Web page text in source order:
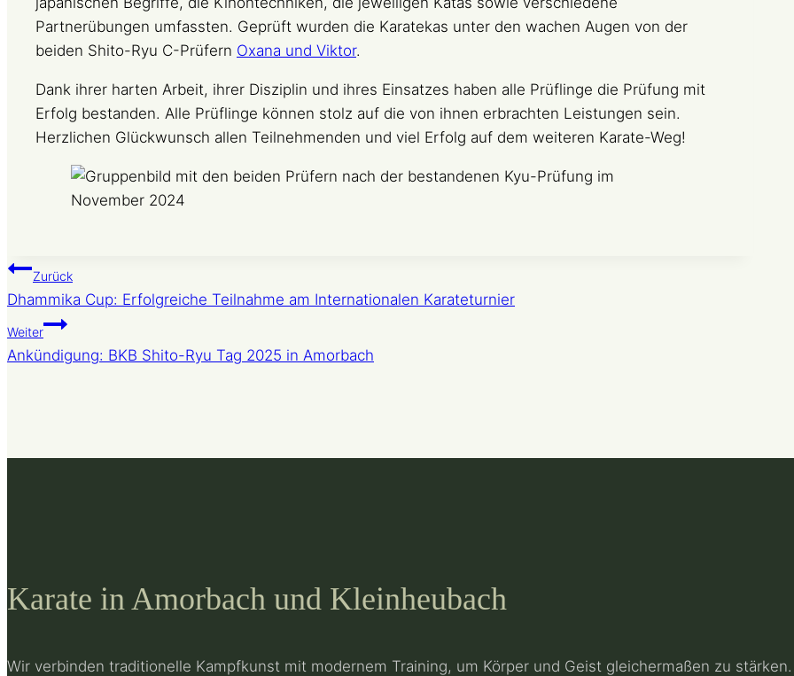
Partnerübungen umfassten. Geprüft wurden die Karatekas unter den wachen Augen von der
beiden Shito-Ryu C-Prüfern Oxana und Viktor.
Dank ihrer harten Arbeit, ihrer Disziplin und ihres Einsatzes haben alle Prüflinge die Prüfung mit
Erfolg bestanden. Alle Prüflinge können stolz auf die von ihnen erbrachten Leistungen sein.
Herzlichen Glückwunsch allen Teilnehmenden und viel Erfolg auf dem weiteren Karate-Weg!
Beitragsnavigation
Zurück
Dhammika Cup: Erfolgreiche Teilnahme am Internationalen Karateturnier
Weiter
Ankündigung: BKB Shito-Ryu Tag 2025 in Amorbach
Karate in Amorbach und Kleinheubach
Wir verbinden traditionelle Kampfkunst mit modernem Training, um Körper und Geist gleichermaßen zu stärken.